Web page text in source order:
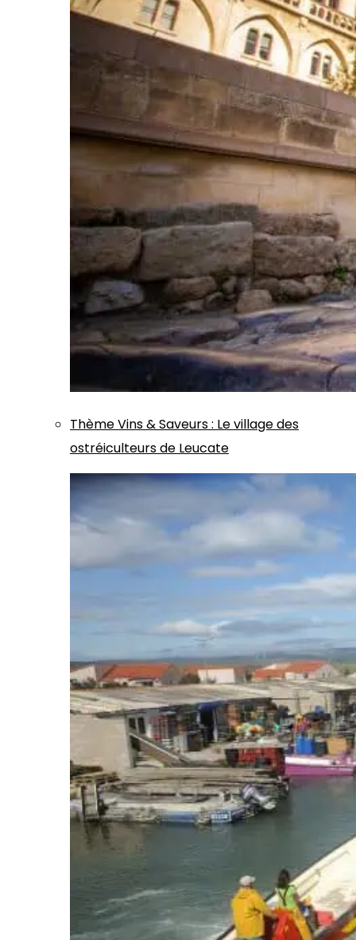
ThèmeVins & Saveurs: Le village des
ostréiculteurs de Leucate